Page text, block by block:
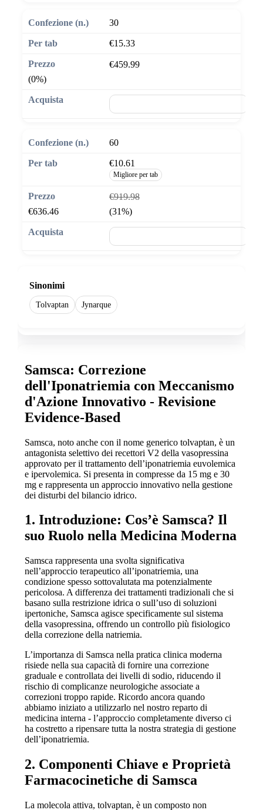
30
€15.33
€459.99
(0%)
60
€10.61
Migliore per tab
€919.98
€636.46
(31%)
Sinonimi
Tolvaptan Jynarque
Samsca: Correzione
dell'Iponatriemia con Meccanismo
d'Azione Innovativo - Revisione
Evidence-Based
Samsca, noto anche con il nome generico tolvaptan, è un
antagonista selettivo dei recettori V2 della vasopressina
approvato per il trattamento dell’iponatriemia euvolemica
e ipervolemica. Si presenta in compresse da 15 mg e 30
mg e rappresenta un approccio innovativo nella gestione
dei disturbi del bilancio idrico.
1. Introduzione: Cos’è Samsca? Il
suo Ruolo nella Medicina Moderna
Samsca rappresenta una svolta significativa
nell’approccio terapeutico all’iponatriemia, una
condizione spesso sottovalutata ma potenzialmente
pericolosa. A differenza dei trattamenti tradizionali che si
basano sulla restrizione idrica o sull’uso di soluzioni
ipertoniche, Samsca agisce specificamente sul sistema
della vasopressina, offrendo un controllo più fisiologico
della correzione della natriemia.
L’importanza di Samsca nella pratica clinica moderna
risiede nella sua capacità di fornire una correzione
graduale e controllata dei livelli di sodio, riducendo il
rischio di complicanze neurologiche associate a
correzioni troppo rapide. Ricordo ancora quando
abbiamo iniziato a utilizzarlo nel nostro reparto di
medicina interna - l’approccio completamente diverso ci
ha costretto a ripensare tutta la nostra strategia di gestione
dell’iponatriemia.
2. Componenti Chiave e Proprietà
Farmacocinetiche di Samsca
La molecola attiva, tolvaptan, è un composto non